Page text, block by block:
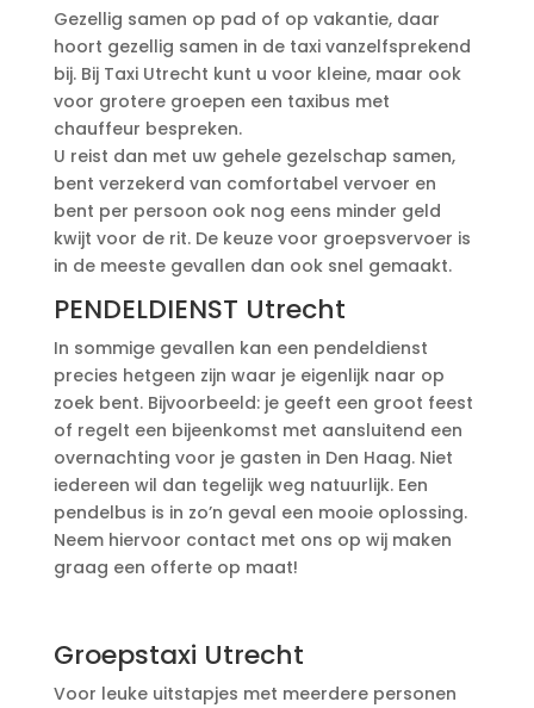
Gezellig samen op pad of op vakantie, daar
hoort gezellig samen in de taxi vanzelfsprekend
bij. Bij Taxi Utrecht kunt u voor kleine, maar ook
voor grotere groepen een taxibus met
chauffeur bespreken.
U reist dan met uw gehele gezelschap samen,
bent verzekerd van comfortabel vervoer en
bent per persoon ook nog eens minder geld
kwijt voor de rit. De keuze voor groepsvervoer is
in de meeste gevallen dan ook snel gemaakt.
PENDELDIENST Utrecht
In sommige gevallen kan een pendeldienst
precies hetgeen zijn waar je eigenlijk naar op
zoek bent. Bijvoorbeeld: je geeft een groot feest
of regelt een bijeenkomst met aansluitend een
overnachting voor je gasten in Den Haag. Niet
iedereen wil dan tegelijk weg natuurlijk. Een
pendelbus is in zo’n geval een mooie oplossing.
Neem hiervoor contact met ons op wij maken
graag een offerte op maat!
Groepstaxi Utrecht
Voor leuke uitstapjes met meerdere personen